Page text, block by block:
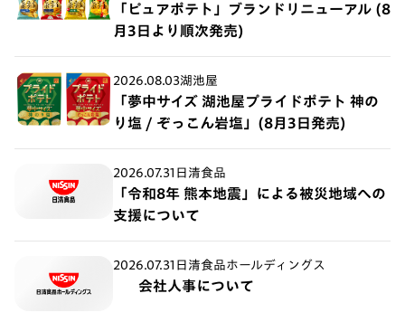
「ピュアポテト」ブランドリニューアル (8
月3日より順次発売)
2026.08.03湖池屋
「夢中サイズ 湖池屋プライドポテト 神の
り塩 / ぞっこん岩塩」(8月3日発売)
2026.07.31 日清食品
「令和8年 熊本地震」による被災地域への
支援について
2026.07.31 日清食品ホールディングス
会社人事について